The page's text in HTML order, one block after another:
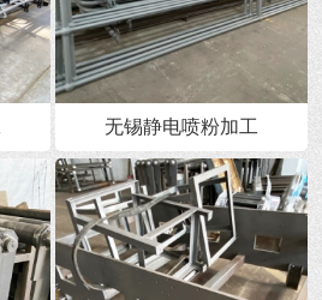
无锡静电喷粉加工